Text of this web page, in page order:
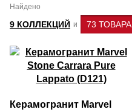
Найдено
9 КОЛЛЕКЦИЙ и 73 ТОВАРА
Керамогранит Marvel